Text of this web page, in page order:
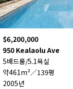
$6,200,000
950 Kealaolu Ave
5배드룸/5.1욕실
약461m²／139평
2005년